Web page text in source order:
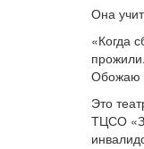
Она
«Когда
Обожаю
Это
ТЦСО